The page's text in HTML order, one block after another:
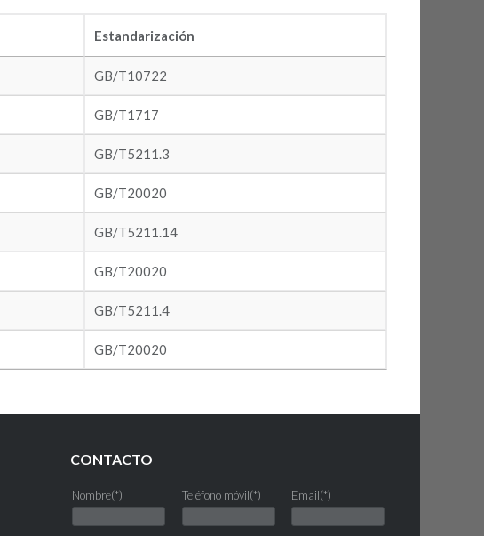
Teléfono móvil (*)
Estandarización
GB/T10722
GB/T1717
GB/T5211.3
GB/T20020
GB/T5211.14
GB/T20020
GB/T5211.4
GB/T20020
CONTACTO
Nombre(*) Teléfono móvil(*) Email(*)